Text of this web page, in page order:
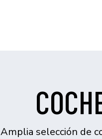
Amplia selección de